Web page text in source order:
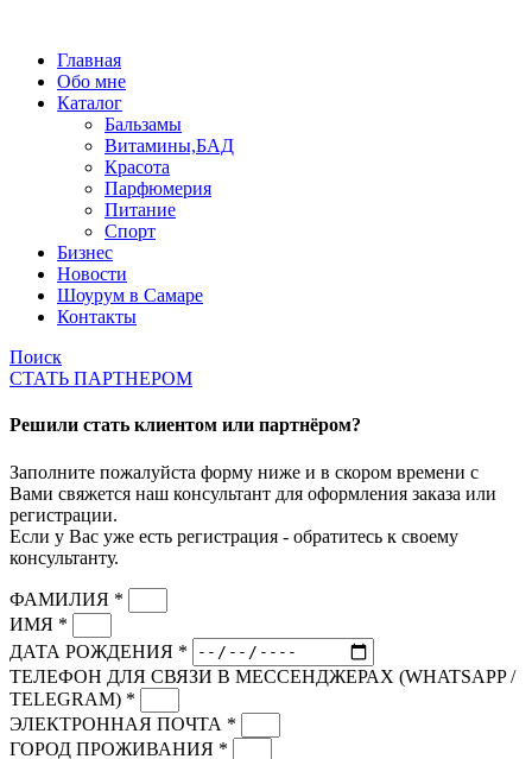
Главная
Обо мне
Каталог
Бальзамы
Витамины,БАД
Красота
Парфюмерия
Питание
Спорт
Бизнес
Новости
Шоурум в Самаре
Контакты
Поиск
СТАТЬ ПАРТНЕРОМ
Решили стать клиентом или партнёром?
Заполните пожалуйста форму ниже и в скором времени с
Вами свяжется наш консультант для оформления заказа или
регистрации.
Если у Вас уже есть регистрация - обратитесь к своему
консультанту.
ФАМИЛИЯ *
ИМЯ *
ДАТА РОЖДЕНИЯ *
ТЕЛЕФОН ДЛЯ СВЯЗИ В МЕССЕНДЖЕРАХ (WHATSAPP /
TELEGRAM) *
ЭЛЕКТРОННАЯ ПОЧТА *
ГОРОД ПРОЖИВАНИЯ *